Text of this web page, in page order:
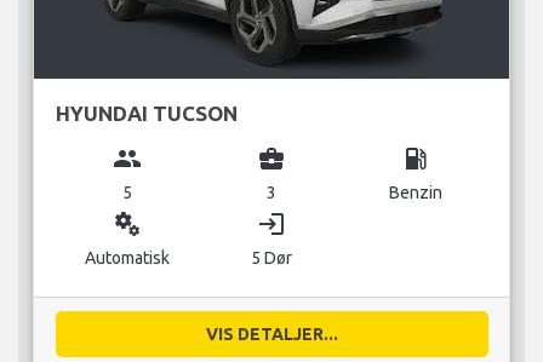
HYUNDAI TUCSON
group
5
business_center
3
local_gas_station
Benzin
miscellaneous_services
Automatisk
login
5 Dør
VIS DETALJER...